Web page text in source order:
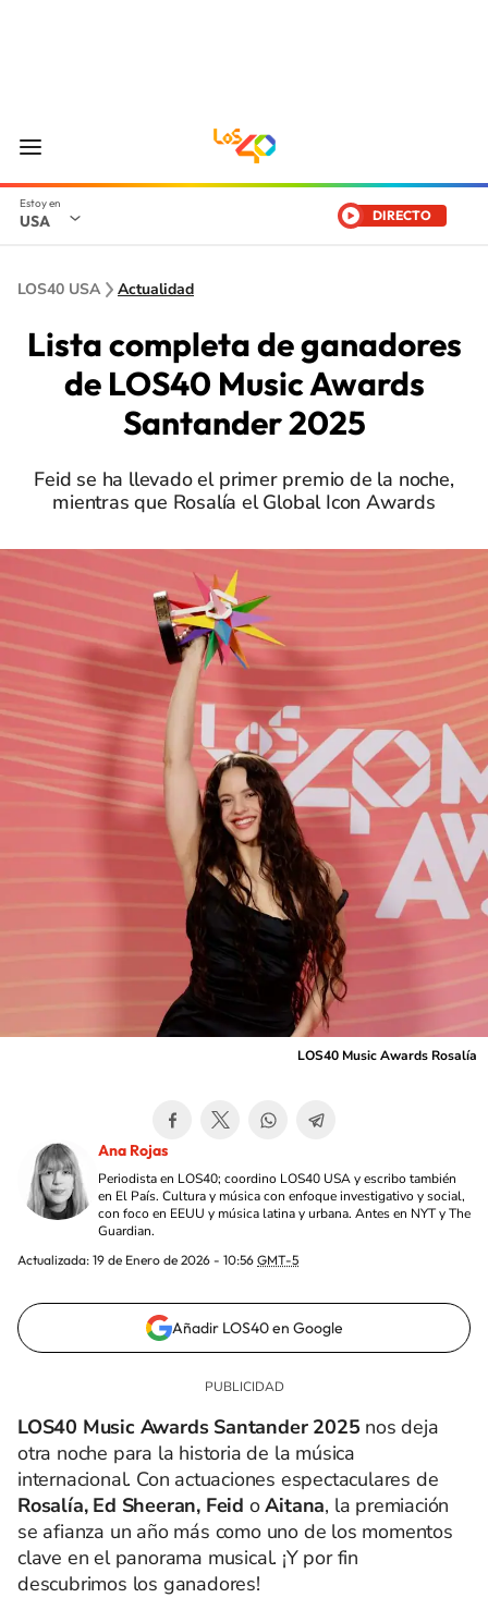
USA DIRECTO
LOS40 USA Actualidad
Lista completa de ganadores
de LOS40 Music Awards
Santander 2025
Feid se ha llevado el primer premio de la noche,
mientras que Rosalía el Global Icon Awards
LOS40 Music Awards Rosalía
Ana Rojas
Periodista en LOS40; coordino LOS40 USA y escribo también
en El País. Cultura y música con enfoque investigativo y social,
con foco en EEUU y música latina y urbana. Antes en NYT y The
Guardian.
Actualizada: 19 de Enero de 2026 - 10:56 GMT-5
Añadir LOS40 en Google
LOS40 Music Awards Santander 2025 nos deja
otra noche para la historia de la música
internacional. Con actuaciones espectaculares de
Rosalía, Ed Sheeran, Feid oAitana, la premiación
se afianza un año más como uno de los momentos
clave en el panorama musical. ¡Y por fin
descubrimos los ganadores!